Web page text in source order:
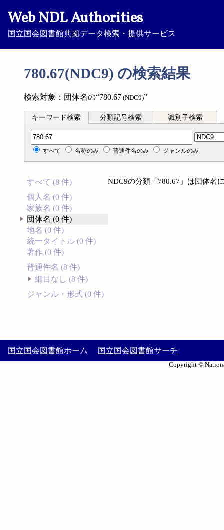
Web NDL Authorities
国立国会図書館典拠データ検索・提供サービス
780.67(NDC9) の検索結果
検索対象：団体名の“780.67 (NDC9)”
キーワード検索 分類記号検索 識別子検索
分類記号検索
すべて 名称のみ 普通件名のみ ジャンルのみ
すべて (8 件)
個人名 (0 件)
家族名 (0 件)
団体名 (0 件)
地名 (0 件)
統一タイトル (0 件)
著作 (0 件)
普通件名 (8 件)
細目なし (8 件)
ジャンル・形式 (0 件)
NDC9の分類「780.67」は団体名
国立国会図書館ホーム 国立国会図書館サーチ
Copyright ©